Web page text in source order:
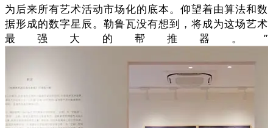
为后来所有艺术活动市场化的底本。仰望着由算法和数
据形成的数字星辰。勒鲁瓦没有想到，将成为这场艺术
最强大的帮推器。”